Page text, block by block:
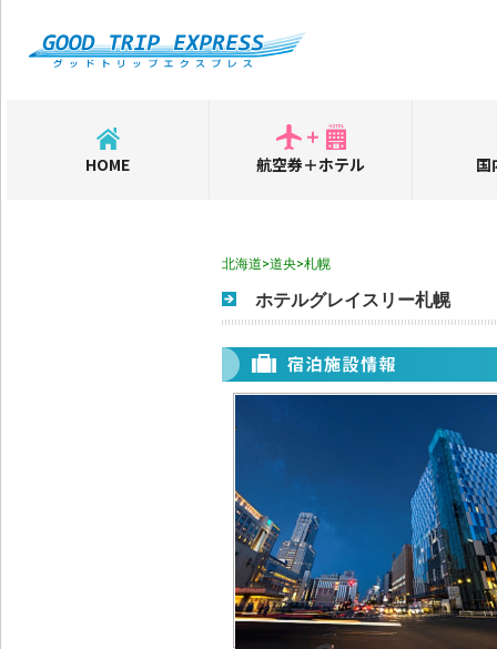
HOME 航空券＋ホテル 国
北海道>道央>札幌
ホテルグレイスリー札幌